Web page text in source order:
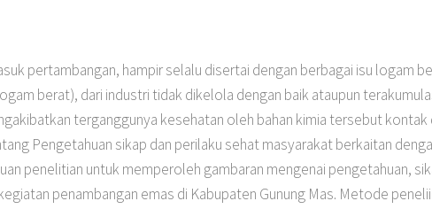
pertambangan, hampir selalu disertai dengan berbagai isu logam
berat), dari industri tidak dikelola dengan baik ataupun
terganggunya kesehatan oleh bahan kimia tersebut kontak
Pengetahuan sikap dan perilaku sehat masyarakat berkaitan
penelitian untuk memperoleh gambaran mengenai pengetahuan,
penambangan emas di Kabupaten Gunung Mas. Metode